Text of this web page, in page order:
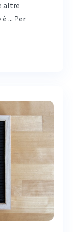
altre
... Per